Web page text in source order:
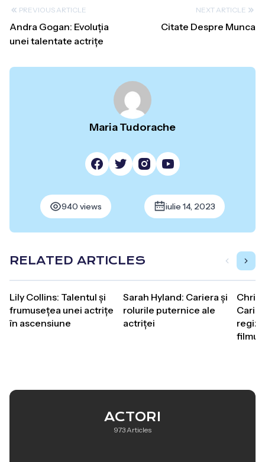
PREVIOUS ARTICLE
Andra Gogan: Evoluția
unei talentate actrițe
NEXT ARTICLE
Citate Despre Munca
Maria Tudorache
940 views iulie 14, 2023
RELATED ARTICLES
Lily Collins: Talentul și
frumusețea unei actrițe
în ascensiune
Sarah Hyland: Cariera și
rolurile puternice ale
actriței
ACTORI
973 Articles